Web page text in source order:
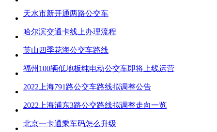
天水市新开通两路公交车
哈尔滨交通卡线上办理流程
英山四季花海公交车路线
福州100辆低地板纯电动公交车即将上线运营
2022上海791路公交车路线拟调整公告
2022上海浦东3路公交路线拟调整走向一览
北京一卡通乘车码怎么升级